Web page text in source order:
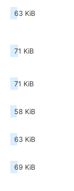
63 KiB
71 KiB
71 KiB
58 KiB
63 KiB
69 KiB